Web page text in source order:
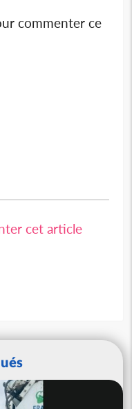
commenter ce
cet article